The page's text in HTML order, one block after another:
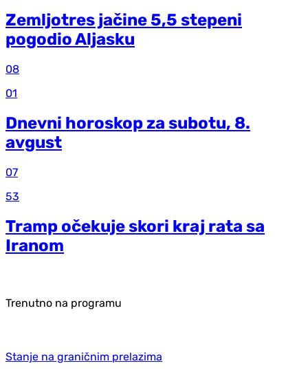
Zemljotres jačine 5,5 stepeni
pogodio Aljasku
08
01
Dnevni horoskop za subotu, 8.
avgust
07
53
Tramp očekuje skori kraj rata sa
Iranom
Trenutno na programu
Stanje na graničnim prelazima